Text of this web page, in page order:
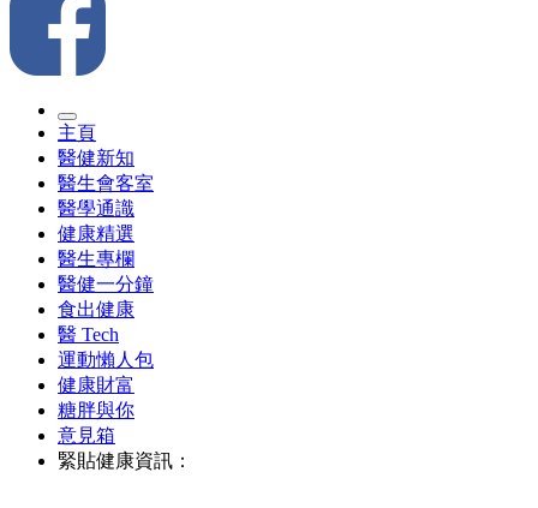
主頁
醫健新知
醫生會客室
醫學通識
健康精選
醫生專欄
醫健一分鐘
食出健康
醫 Tech
運動懶人包
健康財富
糖胖與你
意見箱
緊貼健康資訊：